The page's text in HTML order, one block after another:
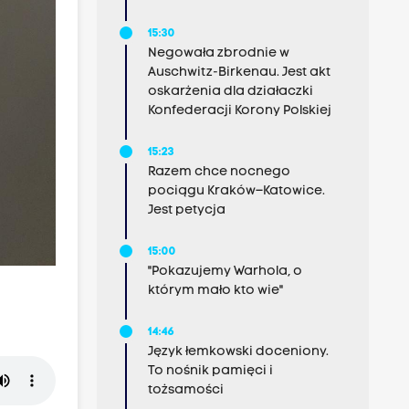
15:30
Negowała zbrodnie w
Auschwitz-Birkenau. Jest akt
oskarżenia dla działaczki
Konfederacji Korony Polskiej
15:23
Razem chce nocnego
pociągu Kraków–Katowice.
Jest petycja
15:00
"Pokazujemy Warhola, o
którym mało kto wie"
14:46
Język łemkowski doceniony.
To nośnik pamięci i
tożsamości